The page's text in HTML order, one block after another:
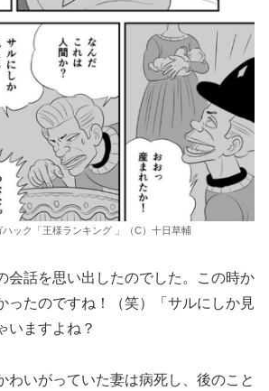
ハック「王様ランキング 」（C）十日草輔
会話を思い出したのでした。この時か
ったのですね！（笑）「サルにしか見
いますよね？
わいがっていた妻は病死し、後のこと